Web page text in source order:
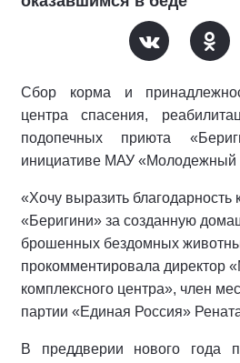
Сбор корма и
центра спасения,
подопечных приюта
инициативе МАУ «Молодежный
«Хочу выразить благодарность
«Беригини» за созданную
брошенных бездомных
прокомментировала директор
комплексного центра», член
партии «Единая Россия»
В преддверии нового года